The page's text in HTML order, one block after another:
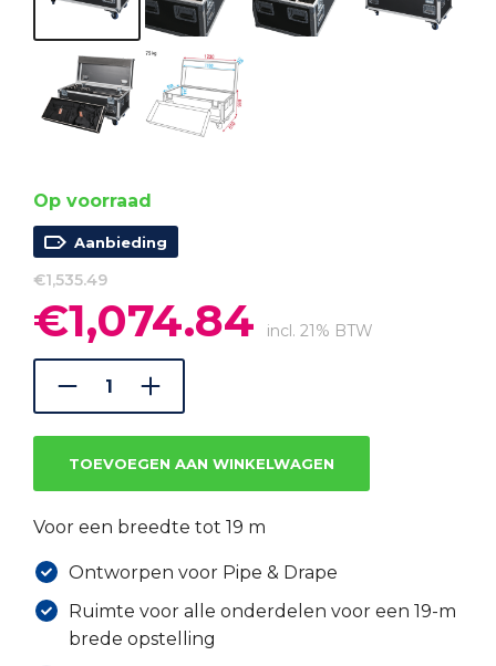
Op voorraad
Aanbieding
€1,535.49
Oorspronkelijke
prijs
was:
€1,535.49.
€1,074.84 prijs
incl. 21% BTW
TOEVOEGEN AAN WINKELWAGEN
Voor een breedte tot 19 m
Ontworpen voor Pipe & Drape
Ruimte voor alle onderdelen voor een 19-m
brede opstelling